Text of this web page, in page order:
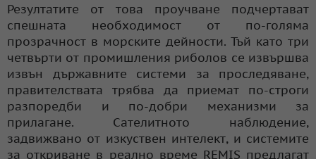
Резултатите от това проучване подчертават
спешната необходимост от по-голяма
прозрачност в морските дейности. Тъй като три
четвърти от промишления риболов се извършва
извън държавните системи за проследяване,
правителствата трябва да приемат по-строги
разпоредби и по-добри механизми за
прилагане. Сателитното наблюдение,
задвижвано от изкуствен интелект, и системите
за откриване в реално време REMIS предлагат